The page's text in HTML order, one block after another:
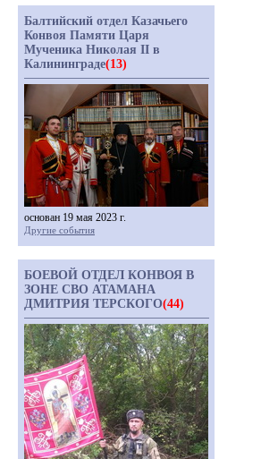
Балтийский отдел Казачьего
Конвоя Памяти Царя
Мученика Николая II в
Калининграде(13)
основан 19 мая 2023 г.
Другие события
БОЕВОЙ ОТДЕЛ КОНВОЯ В
ЗОНЕ СВО АТАМАНА
ДМИТРИЯ ТЕРСКОГО(44)